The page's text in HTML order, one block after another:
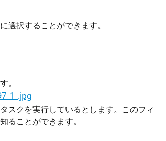
選択することができます。
。
スクを実行しているとします。このフィ
ることができます。